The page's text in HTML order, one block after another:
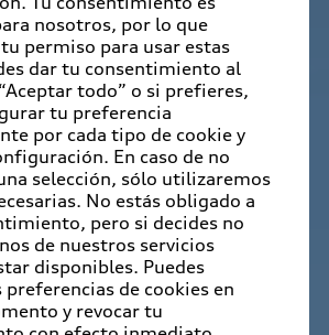
nosotros, por lo que
permiso para usar estas
dar tu consentimiento al
todo” o si prefieres,
tu preferencia
por cada tipo de cookie y
En caso de no
selección, sólo utilizaremos
No estás obligado a
pero si decides no
de nuestros servicios
disponibles. Puedes
de cookies en
y revocar tu